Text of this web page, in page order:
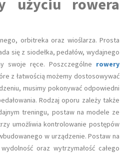
użyciu rowera
orbitreka oraz wioślarza. Prosta
się z siodełka, pedałów, wydajnego
swoje ręce. Poszczególne rowery
z łatwością możemy dostosowywać
musimy pokonywać odpowiedni
Rodzaj oporu zależy także
treningu, postaw na modele ze
umożliwia kontrolowanie postępów
w urządzenie. Postaw na
oraz wytrzymałość całego